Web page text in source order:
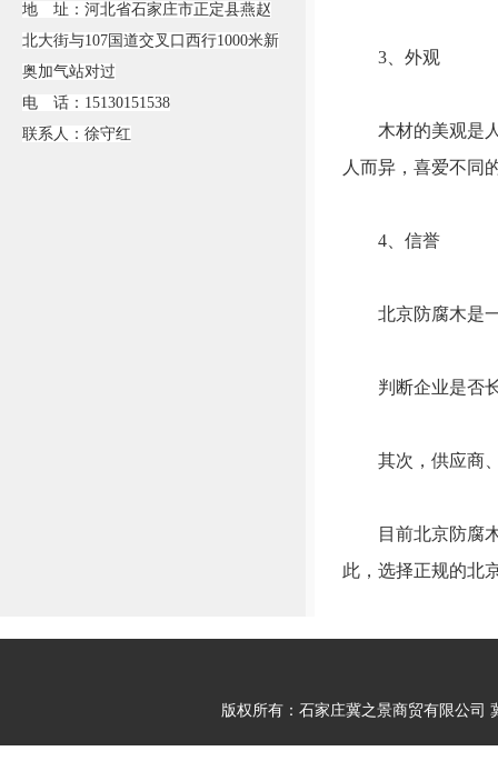
地 址：河北省石家庄市正定县燕赵
北大街与107国道交叉口西行1000米新
奥加气站对过
电 话：15130151538
联系人：徐守红
3、外观
木材的美观是人
人而异，喜爱不同
4、信誉
北京防腐木是一
判断企业是否长
其次，供应商、
目前北京防腐木
此，选择正规的北
版权所有：石家庄冀之景商贸有限公司